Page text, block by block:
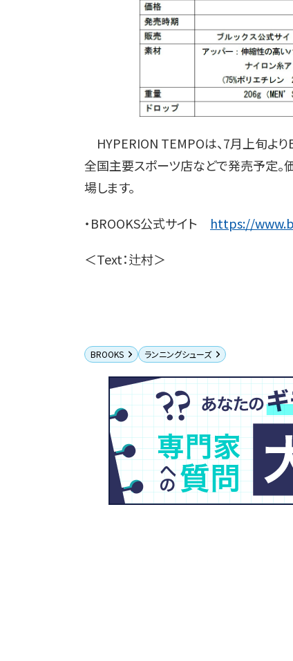
HYPERION TEMPOは、7月上旬より
全国主要スポーツ店などで発売予定。
場します。
・BROOKS公式サイト https://
＜Text：辻村＞
BROOKS ランニングシューズ